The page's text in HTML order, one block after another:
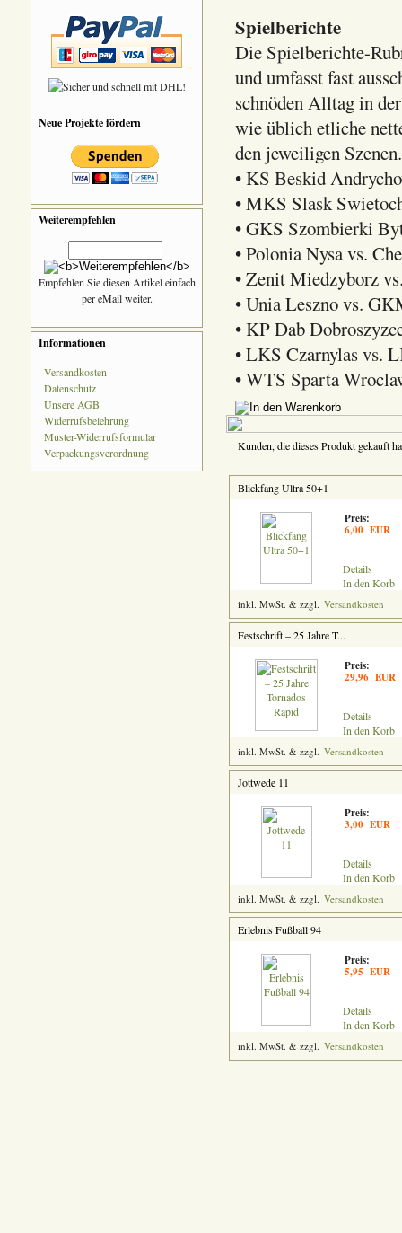
Neue Projekte fördern
Weiterempfehlen
Empfehlen Sie diesen Artikel einfach
per eMail weiter.
Informationen
Versandkosten
Datenschutz
Unsere AGB
Widerrufsbelehrung
Muster-Widerrufsformular
Verpackungsverordnung
Spielberichte
Die Spielberichte-
und umfasst fast
schnöden Alltag in
wie üblich etliche
den jeweiligen
• KS Beskid
• MKS Slask
• GKS Szombierki
• Polonia Nysa vs.
• Zenit Miedzyborz
• Unia Leszno vs.
• KP Dab
• LKS Czarnylas vs.
• WTS Sparta
Kunden, die dieses Produkt gekauft
Blickfang Ultra 50+1
Preis:
6,00 EUR
Details
In den Korb
inkl. MwSt. & zzgl. Versandkosten
Festschrift – 25 Jahre T...
Preis:
29,96 EUR
Details
In den Korb
inkl. MwSt. & zzgl. Versandkosten
Jottwede 11
Preis:
3,00 EUR
Details
In den Korb
inkl. MwSt. & zzgl. Versandkosten
Erlebnis Fußball 94
Preis:
5,95 EUR
Details
In den Korb
inkl. MwSt. & zzgl. Versandkosten